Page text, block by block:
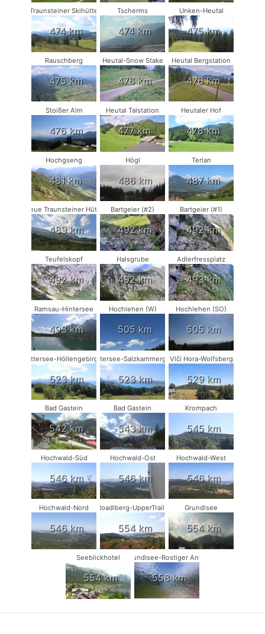
Traunsteiner Skihütte
474 km
Tscherms
474 km
Unken-Heutal
475 km
Rauschberg
475 km
Heutal-Snow Stake
476 km
Heutal Bergstation
476 km
Stoißer Alm
476 km
Heutal Talstation
477 km
Heutaler Hof
478 km
Hochgseng
481 km
Högl
486 km
Terlan
487 km
Neue Traunsteiner Hütte
489 km
Bartgeier (#2)
492 km
Bartgeier (#1)
492 km
Teufelskopf
492 km
Halsgrube
492 km
Adlerfressplatz
493 km
Ramsau-Hintersee
493 km
Hochlehen (W)
505 km
Hochlehen (SO)
505 km
Attersee-Höllengebirge
523 km
Attersee-Salzkammergut
523 km
Vlčí Hora-Wolfsberg
529 km
Bad Gastein
542 km
Bad Gastein
543 km
Krompach
545 km
Hochwald-Süd
546 km
Hochwald-Ost
546 km
Hochwald-West
546 km
Hochwald-Nord
546 km
Roadlberg-UpperTrails
554 km
Grundlsee
554 km
Seeblickhotel
554 km
Grundlsee-Rostiger Anker
558 km